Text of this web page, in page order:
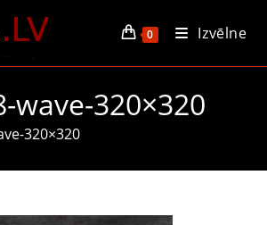
0 Izvēlne
wave-320×320
320×320